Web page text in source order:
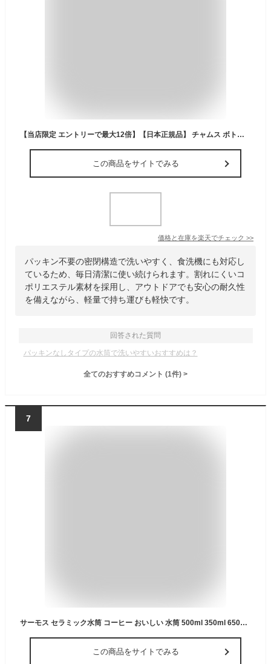
【当店限定 エントリーで最大12倍】【日本正規品】 チャムス ボトル ウォーターボトル 水筒 1リットル 目盛り食洗機対応 CHUMS 1L おしゃれ 食洗機 食洗機OK かわいい ドリンクボトル 1000ml 可愛い パッキンなし ブービーボトル1000ml CH62-2125
この商品をサイトでみる
価格と在庫を楽天でチェック >>
パッキン不要の密閉構造で洗いやすく、食洗機にも対応し
ているため、毎日清潔に使い続けられます。割れにくいコ
ポリエステル素材を採用し、アウトドアでも安心の耐久性
を備えながら、軽量で持ち運びも軽快です。
回答された質問
パッキンなしタイプの水筒で洗いやすいおすすめは？
全てのおすすめコメント (1件) >
7
サーモス セラミック水筒 コーヒー おいしい 水筒 500ml 350ml 650ml 食洗機対応 におい移りしにくい 軽量 保温 保冷 ステンレスボトル JPB-350 JPB-500 JPB-650
この商品をサイトでみる